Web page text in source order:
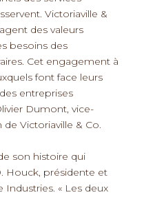
Victoriaville &
des valeurs
besoins des
Cet engagement à
font face leurs
entreprises
Dumont, vice-
Victoriaville & Co.
son histoire qui
Houck, présidente et
Industries. « Les deux